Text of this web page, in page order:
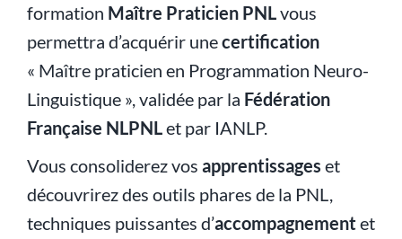
formation Maître Praticien PNLvous
permettra d’acquérir unecertification
« Maître praticien en Programmation Neuro-
Linguistique », validée par la Fédération
Française NLPNLet par IANLP.
Vous consoliderez vos apprentissages et
découvrirez des outils phares de la PNL,
techniques puissantes d’accompagnement et